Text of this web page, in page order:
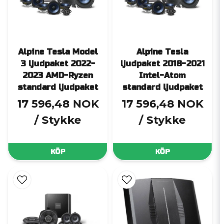
Alpine Tesla Model
3 ljudpaket 2022-
2023 AMD-Ryzen
standard ljudpaket
17 596,48 NOK
/ Stykke
KÖP
Alpine Tesla
ljudpaket 2018-2021
Intel-Atom
standard ljudpaket
17 596,48 NOK
/ Stykke
KÖP